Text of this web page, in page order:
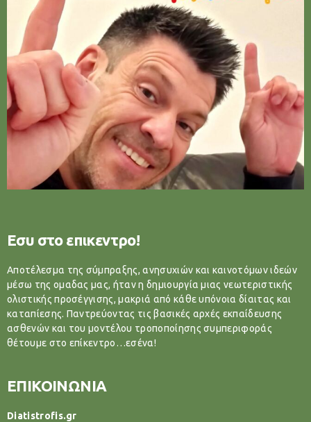
Εσυ στο επικεντρο!
Αποτέλεσμα της σύμπραξης, ανησυχιών και καινοτόμων ιδεών
μέσω της ομαδας μας, ήταν η δημιουργία μιας νεωτεριστικής
ολιστικής προσέγγισης, μακριά από κάθε υπόνοια δίαιτας και
καταπίεσης. Παντρεύοντας τις βασικές αρχές εκπαίδευσης
ασθενών και του μοντέλου τροποποίησης συμπεριφοράς
θέτουμε στο επίκεντρο…εσένα!
ΕΠΙΚΟΙΝΩΝΙΑ
Diatistrofis.gr